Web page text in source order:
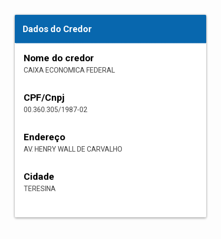
Dados do Credor
Nome do credor
CAIXA ECONOMICA FEDERAL
CPF/Cnpj
00.360.305/1987-02
Endereço
AV. HENRY WALL DE CARVALHO
Cidade
TERESINA